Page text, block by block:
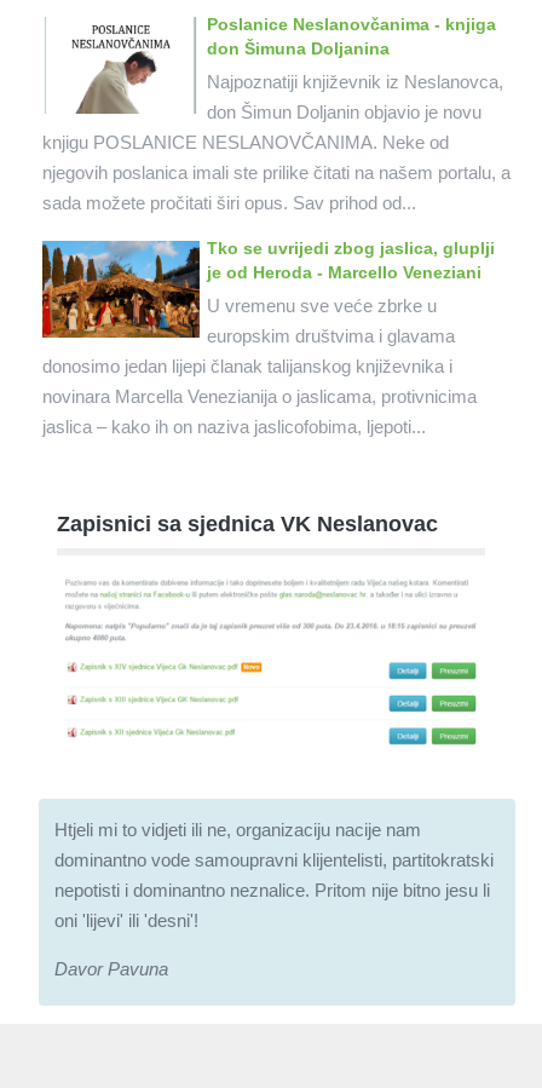
Poslanice Neslanovčanima - knjiga
don Šimuna Doljanina
Najpoznatiji književnik iz Neslanovca,
don Šimun Doljanin objavio je novu
knjigu POSLANICE NESLANOVČANIMA. Neke od
njegovih poslanica imali ste prilike čitati na našem portalu, a
sada možete pročitati širi opus. Sav prihod od...
Tko se uvrijedi zbog jaslica, gluplji
je od Heroda - Marcello Veneziani
U vremenu sve veće zbrke u
europskim društvima i glavama
donosimo jedan lijepi članak talijanskog književnika i
novinara Marcella Venezianija o jaslicama, protivnicima
jaslica – kako ih on naziva jaslicofobima, ljepoti...
Zapisnici sa sjednica VK Neslanovac
Htjeli mi to vidjeti ili ne, organizaciju nacije nam
dominantno vode samoupravni klijentelisti, partitokratski
nepotisti i dominantno neznalice. Pritom nije bitno jesu li
oni 'lijevi' ili 'desni'!
Davor Pavuna